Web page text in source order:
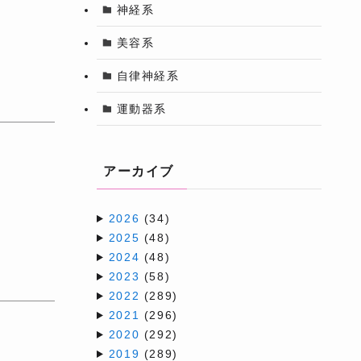
神経系
美容系
自律神経系
運動器系
アーカイブ
2026 (34)
2025 (48)
2024 (48)
2023 (58)
2022 (289)
2021
(296)
2020 (292)
2019 (289)